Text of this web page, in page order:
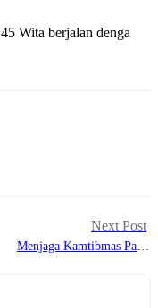
Wita berjalan denga
Next Post
Menjaga Kamtibmas Pasar